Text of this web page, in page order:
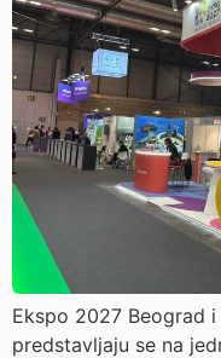
Ekspo 2027 Beograd
predstavljaju se na